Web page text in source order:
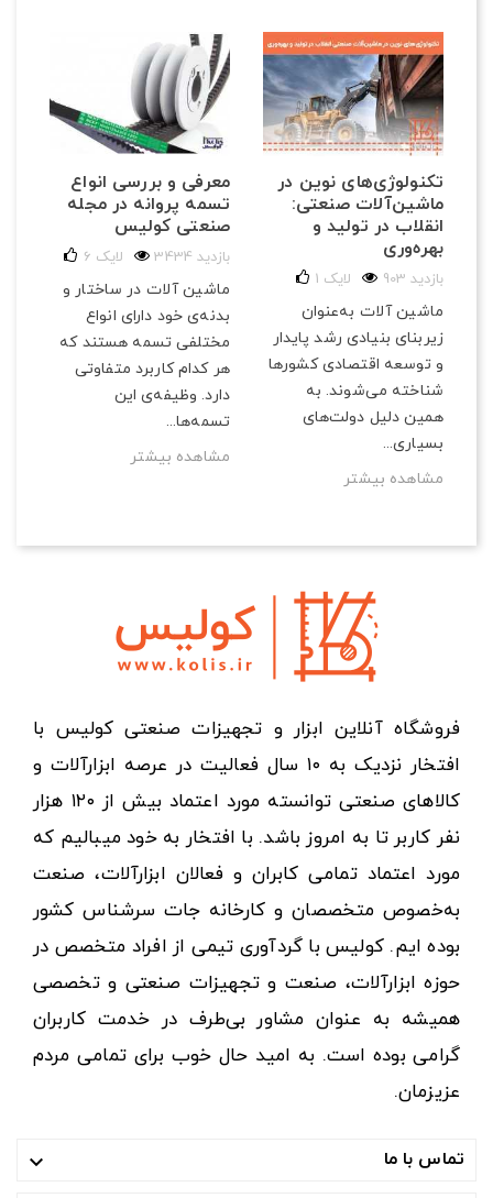
معرفی و بررسی انواع
تسمه پروانه در مجله
صنعتی کولیس
3434 بازدید 6 لایک
ماشین آلات در ساختار و
بدنه‌ی خود دارای انواع
مختلفی تسمه هستند که
هر کدام کاربرد متفاوتی
دارد. وظیفه‌ی این
تسمه‌ها...
مشاهده بیشتر
تکنولوژی‌های نوین در
ماشین‌آلات صنعتی:
انقلاب در تولید و
بهره‌وری
903 بازدید 1 لایک
ماشین آلات به‌عنوان
زیربنای بنیادی رشد پایدار
و توسعه اقتصادی کشورها
شناخته می‌شوند. به
همین دلیل دولت‌های
بسیاری...
مشاهده بیشتر
فروشگاه آنلاین ابزار و تجهیزات صنعتی کولیس با
افتخار نزدیک به ۱۰ سال فعالیت در عرصه ابزارآلات و
کالاهای صنعتی توانسته مورد اعتماد بیش از ۱۲۰ هزار
نفر کاربر تا به امروز باشد. با افتخار به خود میبالیم که
مورد اعتماد تمامی کابران و فعالان ابزارآلات، صنعت
به‌خصوص متخصصان و کارخانه جات سرشناس کشور
بوده ایم. کولیس با گردآوری تیمی از افراد متخصص در
حوزه ابزارآلات، صنعت و تجهیزات صنعتی و تخصصی
همیشه به عنوان مشاور بی‌طرف در خدمت کاربران
گرامی بوده است. به امید حال خوب برای تمامی مردم
عزیزمان.
تماس با ما 